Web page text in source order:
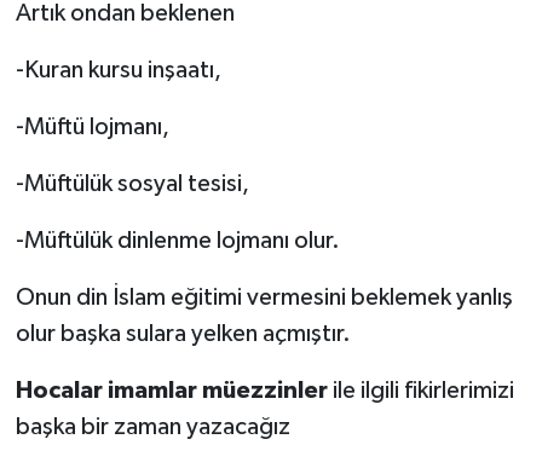
Artık ondan beklenen
-Kuran kursu inşaatı,
-Müftü lojmanı,
-Müftülük sosyal tesisi,
-Müftülük dinlenme lojmanı olur.
Onun din İslam eğitimi vermesini beklemek yanlış
olur başka sulara yelken açmıştır.
Hocalar imamlar müezzinlerile ilgili fikirlerimizi
başka bir zaman yazacağız